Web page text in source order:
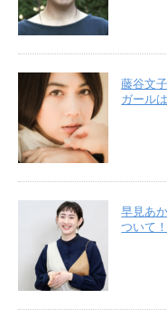
藤谷文
ガール
早見あ
ついて！